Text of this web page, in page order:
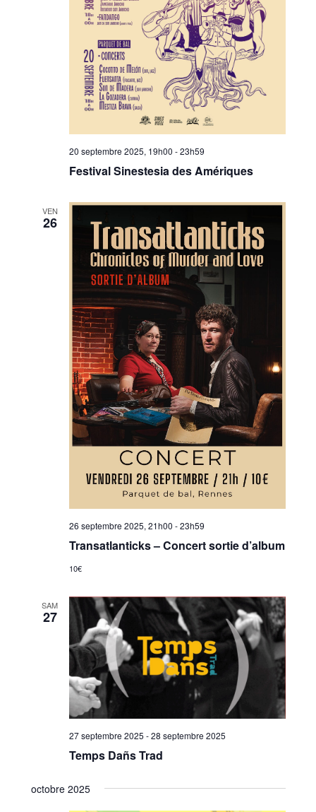
20 septembre 2025, 19h00 -23h59
Festival Sinestesia des Amériques
VEN
26
26 septembre 2025, 21h00 -23h59
Transatlanticks – Concert sortie d’album
10€
SAM
27
27 septembre 2025 -28 septembre 2025
Temps Dañs Trad
octobre 2025